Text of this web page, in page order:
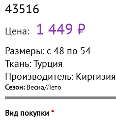
43516
Цена: 1 449 ₽
Размеры: с 48 по 54
Ткань:Турция
Производитель: Киргизия
Сезон: Весна/Лето
Вид покупки *